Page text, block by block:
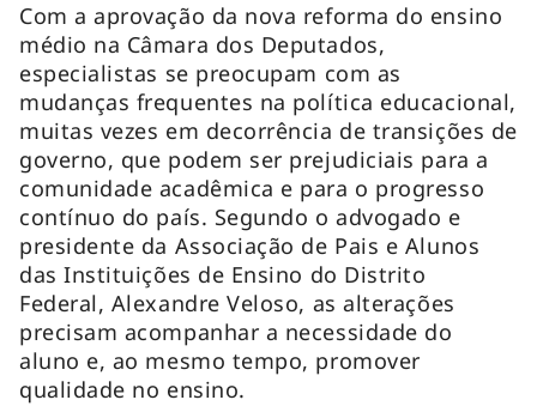
Com a aprovação da nova reforma do ensino
médio na Câmara dos Deputados,
especialistas se preocupam com as
mudanças frequentes na política educacional,
muitas vezes em decorrência de transições de
governo, que podem ser prejudiciais para a
comunidade acadêmica e para o progresso
contínuo do país. Segundo o advogado e
presidente da Associação de Pais e Alunos
das Instituições de Ensino do Distrito
Federal, Alexandre Veloso, as alterações
precisam acompanhar a necessidade do
aluno e, ao mesmo tempo, promover
qualidade no ensino.